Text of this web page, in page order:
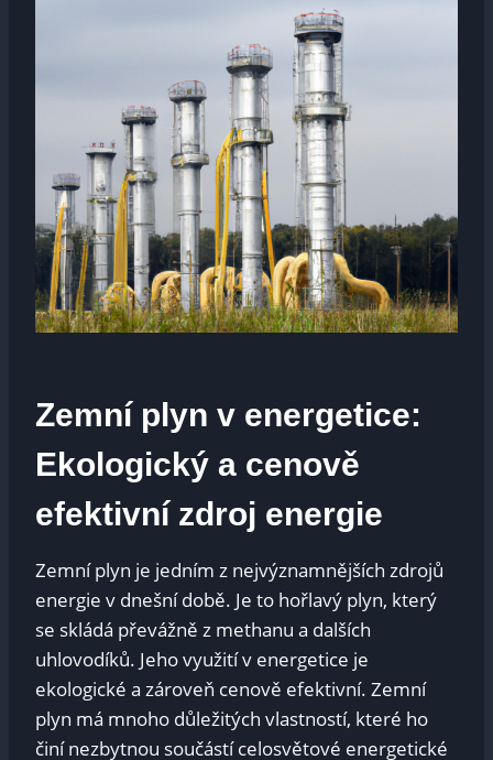
Zemní ⁢plyn v energetice:
Ekologický a ⁣cenově⁣
efektivní zdroj energie
Zemní plyn je jedním z nejvýznamnějších ‍zdrojů
energie⁤ v dnešní době. Je⁣ to ⁢hořlavý plyn, který
se ‍skládá převážně z methanu ⁢a dalších
uhlovodíků. Jeho využití v​ energetice je
ekologické⁣ a ⁤zároveň cenově efektivní. Zemní
⁤plyn má mnoho důležitých‌ vlastností, které⁤ ho
⁣činí nezbytnou součástí celosvětové ‌energetické